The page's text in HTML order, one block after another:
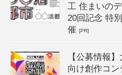
工 住まいの
20回記念 特
催[PR]
【公募情報
向け創作コ